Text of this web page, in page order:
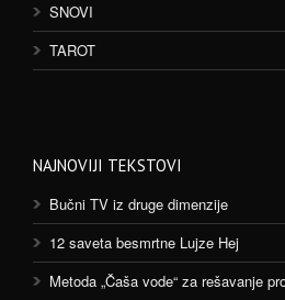
SNOVI
TAROT
NAJNOVIJI TEKSTOVI
Bučni TV iz druge dimenzije
12 saveta besmrtne Lujze Hej
Metoda „Čaša vode“ za rešavanje